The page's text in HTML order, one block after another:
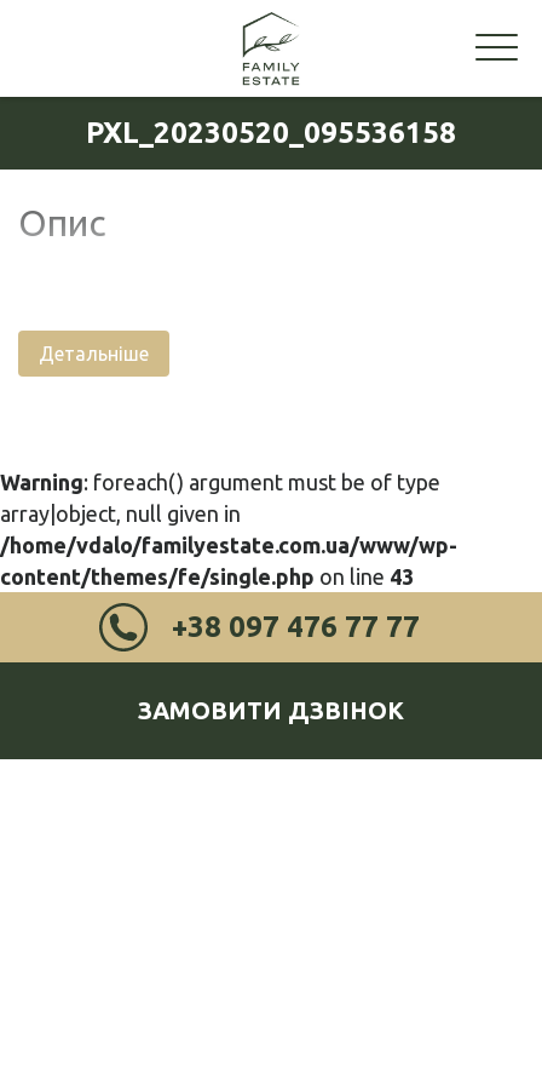
PXL_20230520_095536158
Опис
Детальніше
Warning: foreach() argument must be of type
array|object, null given in
/home/vdalo/familyestate.com.ua/www/wp-
content/themes/fe/single.php on line 43
+38 097 476 77 77
ЗАМОВИТИ ДЗВІНОК